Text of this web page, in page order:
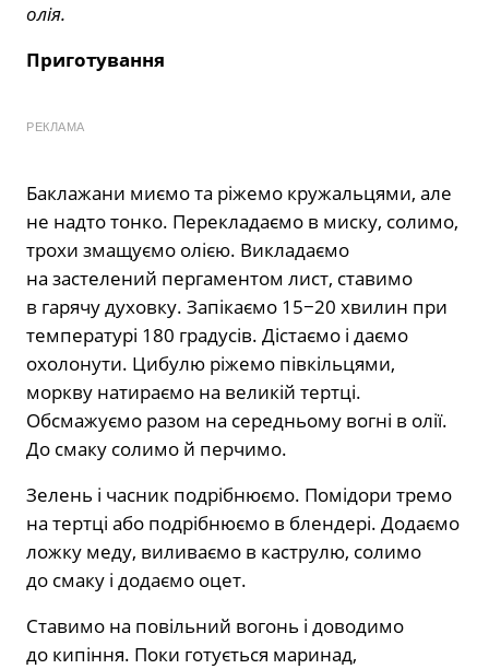
олія.
Приготування
РЕКЛАМА
Баклажани миємо та ріжемо кружальцями, але
не надто тонко. Перекладаємо в миску, солимо,
трохи змащуємо олією. Викладаємо
на застелений пергаментом лист, ставимо
в гарячу духовку. Запікаємо 15−20 хвилин при
температурі 180 градусів. Дістаємо і даємо
охолонути. Цибулю ріжемо півкільцями,
моркву натираємо на великій тертці.
Обсмажуємо разом на середньому вогні в олії.
До смаку солимо й перчимо.
Зелень і часник подрібнюємо. Помідори тремо
на тертці або подрібнюємо в блендері. Додаємо
ложку меду, виливаємо в каструлю, солимо
до смаку і додаємо оцет.
Ставимо на повільний вогонь і доводимо
до кипіння. Поки готується маринад,